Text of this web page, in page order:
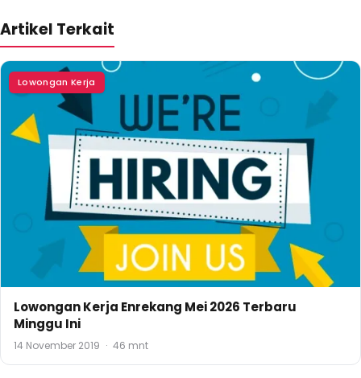
Artikel Terkait
Lowongan Kerja
Lowongan Kerja Enrekang Mei 2026 Terbaru
Minggu Ini
14 November 2019 · 46 mnt